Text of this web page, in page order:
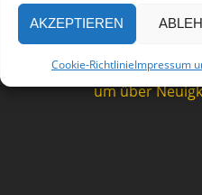
AKZEPTIEREN
Cookie-RichtlinieImpressum
um über